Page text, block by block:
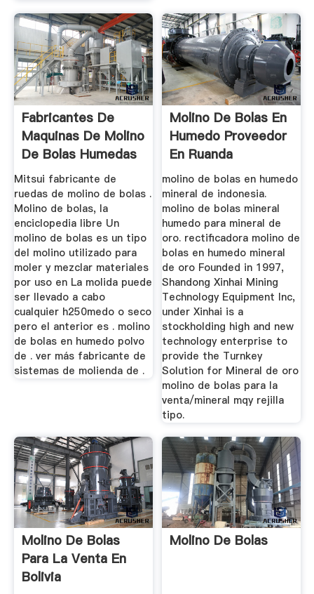
Fabricantes De
Maquinas De Molino
De Bolas Humedas
Massa
Mitsui fabricante de
ruedas de molino de bolas .
Molino de bolas, la
enciclopedia libre Un
molino de bolas es un tipo
del molino utilizado para
moler y mezclar materiales
por uso en La molida puede
ser llevado a cabo
cualquier h250medo o seco
pero el anterior es . molino
de bolas en humedo polvo
de . ver más fabricante de
sistemas de molienda de .
Molino De Bolas En
Humedo Proveedor
En Ruanda
molino de bolas en humedo
mineral de indonesia.
molino de bolas mineral
humedo para mineral de
oro. rectificadora molino de
bolas en humedo mineral
de oro Founded in 1997,
Shandong Xinhai Mining
Technology Equipment Inc,
under Xinhai is a
stockholding high and new
technology enterprise to
provide the Turnkey
Solution for Mineral de oro
molino de bolas para la
venta/mineral mqy rejilla
tipo.
Molino De Bolas
Para La Venta En
Bolivia
Molino De Bolas